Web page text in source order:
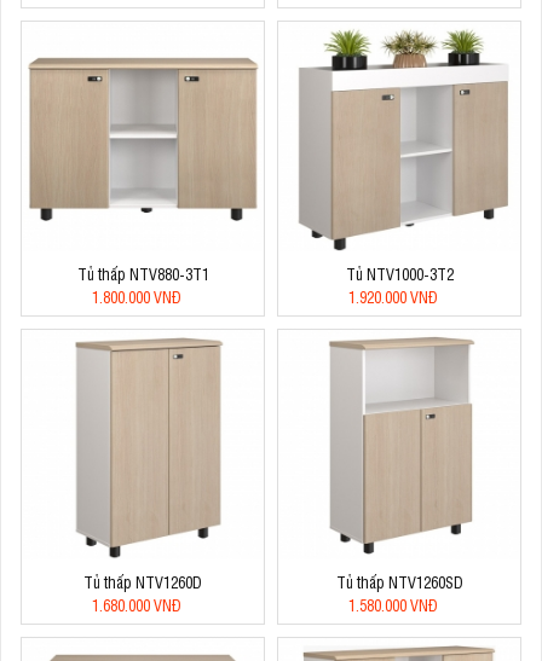
Tủ thấp NTV880-3T1
1.800.000 VNĐ
Tủ NTV1000-3T2
1.920.000 VNĐ
Tủ thấp NTV1260D
1.680.000 VNĐ
Tủ thấp NTV1260SD
1.580.000 VNĐ